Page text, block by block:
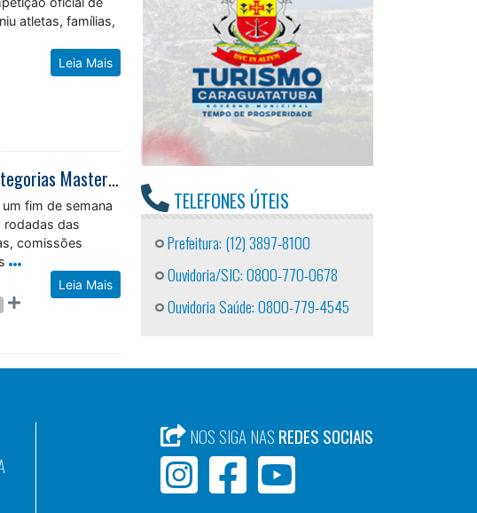
atletas, famílias,
Leia Mais
fim de semana
rodadas das
comissões
Leia Mais
TELEFONES ÚTEIS
Prefeitura: (12) 3897-8100
Ouvidoria/SIC: 0800-770-0678
Ouvidoria Saúde: 0800-779-4545
NOS SIGA NAS REDES SOCIAIS